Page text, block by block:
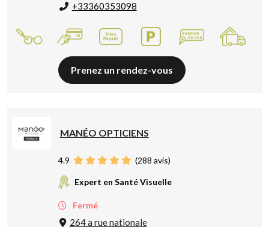
+33360353098
Prenez un rendez-vous
MANÉO OPTICIENS
4.9 (288 avis)
Expert en Santé Visuelle
Fermé
264 a rue nationale